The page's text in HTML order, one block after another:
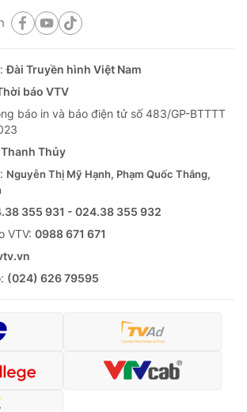
Đài Truyền hình Việt Nam
báo VTV
báo in và báo điện tử số 483/GP-BTTTT
Thủy
Nguyễn Thị Mỹ Hạnh, Phạm Quốc Thắng,
355 931 - 024.38 355 932
VTV: 0988 671 671
(024) 626 79595